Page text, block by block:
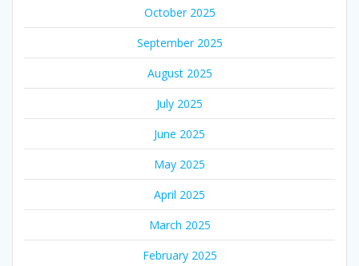
October 2025
September 2025
August 2025
July 2025
June 2025
May 2025
April 2025
March 2025
February 2025